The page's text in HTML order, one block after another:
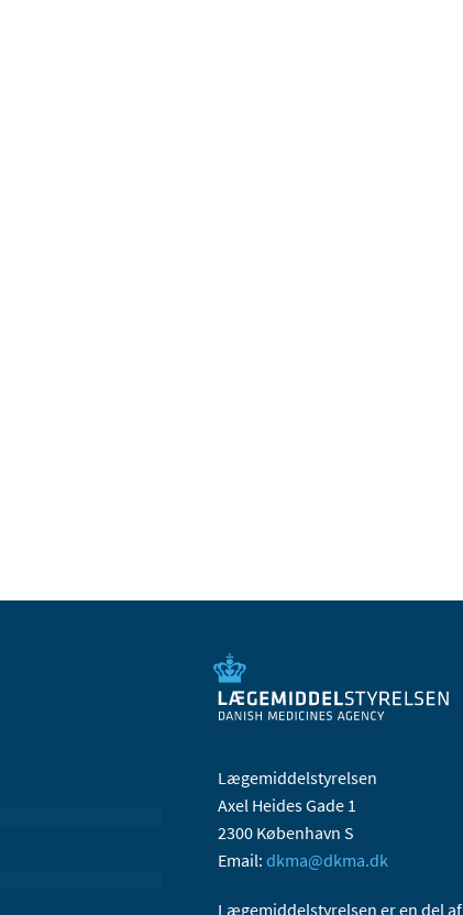
Lægemiddelstyrelsen
Axel Heides Gade 1
2300 København S
Email: dkma@dkma.dk
Lægemiddelstyrelsen er en del af